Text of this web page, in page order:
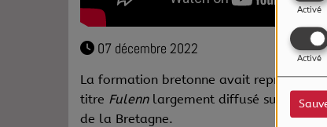
Activé
Activé
07 décembre 2022
La formation bretonne avait représenté
titre Fulennlargement diffusé sur Radio
de la Bretagne.